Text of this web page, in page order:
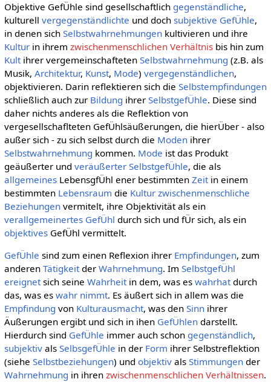
Objektive GefÜhle sind gesellschaftlich gegenständliche,
kulturell vergegenständlichte und doch subjektive GefÜhle,
in denen sich Selbstwahrnehmungenkultivieren und ihre
Kulturin ihrem zwischenmenschlichen Verhältnisbis hin zum
Kultihrer vergemeinschafteten Selbstwahrnehmung (z.B. als
Musik, Architektur, Kunst, Mode) vergegenständlichen,
objektivieren. Darin reflektieren sich die Selbstempfindungen
schließlich auch zur Bildung ihrer SelbstgefÜhle. Diese sind
daher nichts anderes als die Reflektion von
vergesellschaflteten GefÜhlsäußerungen, die hierÜber - also
außer sich - zu sich selbst durch die Modenihrer
Selbstwahrnehmung kommen. Mode ist das Produkt
geäußerter und veräußerter SelbstgefÜhle, die als
allgemeinesLebensgfÜhl ener bestimmten Zeitin einem
bestimmten Lebensraum die Kultur zwischenmenschliche
Beziehungenvermitelt, ihre Objektivität als ein
verallgemeinertes GefÜhl durch sich und fÜr sich, als ein
objektivesGefÜhl vermittelt.
GefÜhle sind zum einen Reflexion ihrer Empfindungen, zum
anderen Tätigkeitder Wahrnehmung. Im SelbstgefÜhl
ereignetsich seine Wahrheitin dem, was es wahrhatdurch
das, was es wahr nimmt. Es äußert sich in allem was die
Empfindung von Kulturausmacht, was den Sinnihrer
Äußerungen ergibt und sich in ihen GefÜhlendarstellt.
Hierdurch sind GefÜhle immer auch schon gegenständlich,
subjektivals SelbsgefÜhle in der Form ihrer Selbstreflektion
(siehe Selbstbeziehungen) und objektivals Stimmungender
Wahrnehmung in ihren zwischenmenschlichen Verhältnissen.